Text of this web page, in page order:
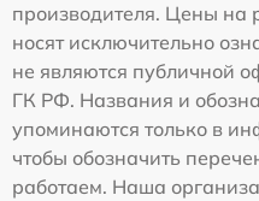
производителя. Цены на
носят исключительно
не являются публичной
ГК РФ. Названия и
упоминаются только в
чтобы обозначить
работаем. Наша